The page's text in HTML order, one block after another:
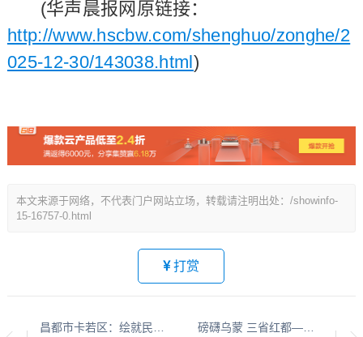
(华声晨报网原链接：
http://www.hscbw.com/shenghuo/zonghe/2
025-12-30/143038.html)
本文来源于网络，不代表门户网站立场，转载请注明出处：/showinfo-
15-16757-0.html
打赏
磅礴乌蒙 三省红都——毕节试验区七星关系列报道之五